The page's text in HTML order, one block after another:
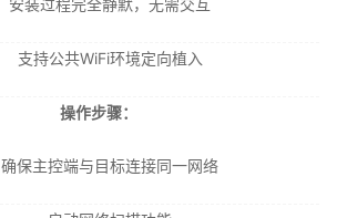
安装过程完全静默，无需交互
支持公共WiFi环境定向植入
操作步骤：
确保主控端与目标连接同一网络